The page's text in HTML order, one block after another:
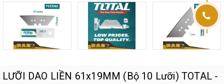
LƯỠI DAO LIỀN 61x19MM (Bộ 10 Lưỡi) TOTAL -